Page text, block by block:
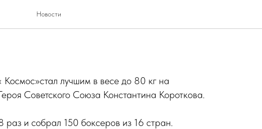
Новости
спортивной копилке
лучшим в весе до 80 кг на
Советского Союза Константина Короткова.
и собрал 150 боксеров из 16 стран.